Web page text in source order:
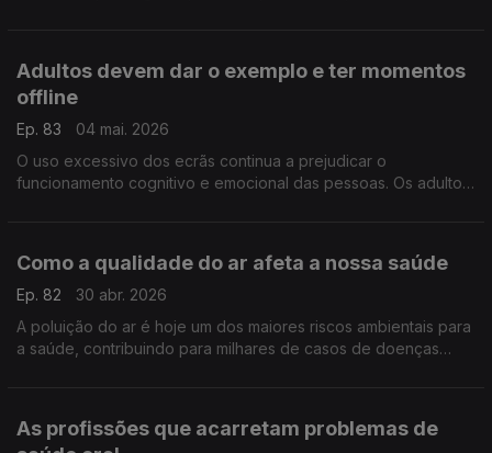
Adultos devem dar o exemplo e ter momentos
offline
Ep. 83
04 mai. 2026
O uso excessivo dos ecrãs continua a prejudicar o
funcionamento cognitivo e emocional das pessoas. Os adultos
Como a qualidade do ar afeta a nossa saúde
Ep. 82
30 abr. 2026
A poluição do ar é hoje um dos maiores riscos ambientais para
a saúde, contribuindo para milhares de casos de doenças
As profissões que acarretam problemas de